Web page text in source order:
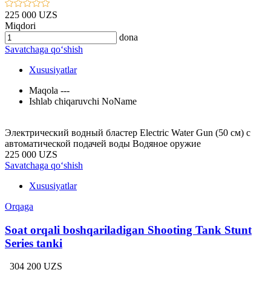
225 000 UZS
Miqdori
dona
Savatchaga qo‘shish
Xususiyatlar
Maqola ---
Ishlab chiqaruvchi NoName
Электрический водный бластер Electric Water Gun (50 см) с
автоматической подачей воды Водяное оружие
225 000 UZS
Savatchaga qo‘shish
Xususiyatlar
Orqaga
Soat orqali boshqariladigan Shooting Tank Stunt
Series tanki
304 200 UZS